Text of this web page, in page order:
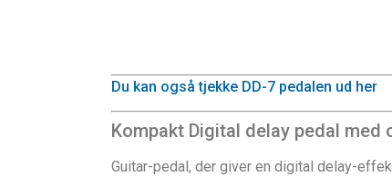
Du kan også tjekke DD-7 pedalen ud her
Kompakt Digital delay pedal
Guitar-pedal, der giver en digital delay-